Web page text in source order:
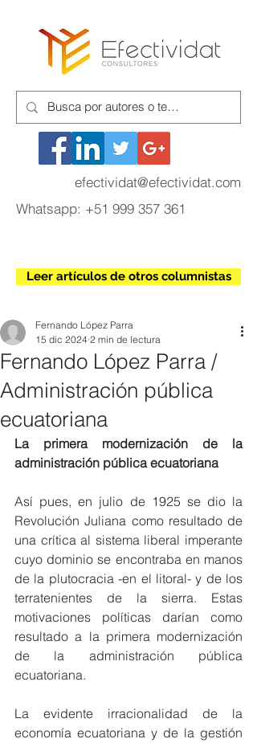
efectividat@efectividat.com
Whatsapp: +51 999 357 361
Leer artículos de otros columnistas
Fernando López Parra /
Administración pública
ecuatoriana
Fernando López Parra
15 dic 2024 2 min de lectura
La primera modernización de la
administración pública ecuatoriana
Así pues, en julio de 1925 se dio la
Revolución Juliana como resultado de
una crítica al sistema liberal imperante
cuyo dominio se encontraba en manos
de la plutocracia -en el litoral- y de los
terratenientes de la sierra. Estas
motivaciones políticas darían como
resultado a la primera modernización
de la administración pública
ecuatoriana.
La evidente irracionalidad de la
economía ecuatoriana y de la gestión